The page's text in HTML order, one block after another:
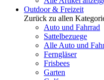
Outdoor & Freizeit
Zurück zu allen
Auto und Fahrrad
Sattelbezuege
Alle Auto und
Ferngläser
Frisbees
Garten